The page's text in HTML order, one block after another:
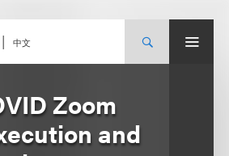
中文
Zoom
and